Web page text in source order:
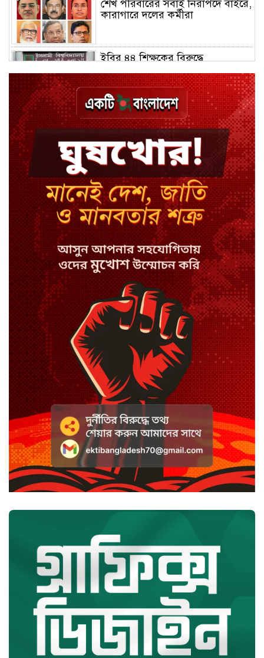
শেখ পরিবারের সবাই নিরাপদে বাইরে,
কারাগারে দলের কর্মীরা
ইবির ৪৪ শিক্ষকের বিরুদ্ধে
বাংলাদেশে চালু হলো থাই কফি চেইন
ক্যাফে আমাজন
হাসিনাকে সুযোগ দিয়ে সার্বভৌমত্বে
আঘাত: রিজভী
ডিজিটাল ভূমি সেবায় জবাবদিহি
নিশ্চিতের নির্দেশ
সবুজবাগে ময়লার স্তূপ থেকে তরুণীর
খণ্ডিত মাথা ও হাত উদ্ধার
হাছান-নওফেলসহ ২২ জনের
মানবতাবিরোধী মামলার সাক্ষ্য শুরু
হাসিনাকে দিল্লিতে বক্তব্যের সুযোগ
দেওয়ায় ঢাকার তীব্র ক্ষোভ